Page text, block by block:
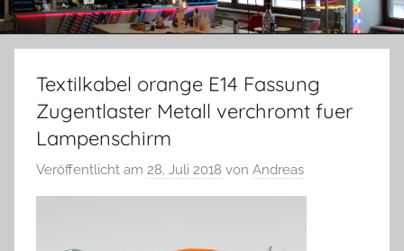
Textilkabel orange E14 Fassung
Zugentlaster Metall verchromt fuer
Lampenschirm
Veröffentlicht am 28. Juli 2018 von Andreas